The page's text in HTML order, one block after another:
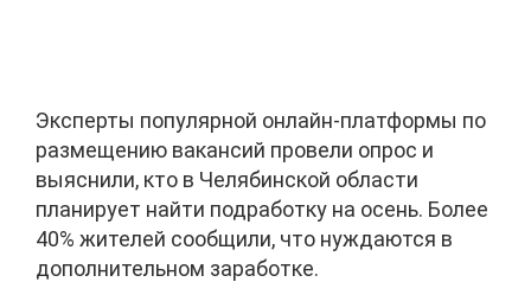
Эксперты популярной онлайн-платформы по
размещению вакансий провели опрос и
выяснили, кто в Челябинской области
планирует найти подработку на осень. Более
40% жителей сообщили, что нуждаются в
дополнительном заработке.